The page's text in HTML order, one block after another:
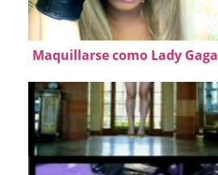
Maquillarse como Lady Gaga